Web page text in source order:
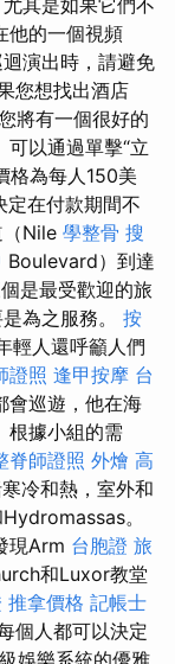
其是如果它們不
他的一個視頻
演出時，請避免
您想找出酒店
將有一個很好的
以通過單擊“立
格為每人150美
定在付款期間不
（Nile 學整骨 搜
Boulevard）到達
是最受歡迎的旅
為之服務。 按
輕人還呼籲人們
證照 逢甲按摩 台
會巡遊，他在海
根據小組的需
脊師證照 外燴 高
冷和熱，室外和
。
現Arm 台胞證 旅
和Luxor教堂
推拿價格 記帳士
個人都可以決定
娛樂系統的優雅